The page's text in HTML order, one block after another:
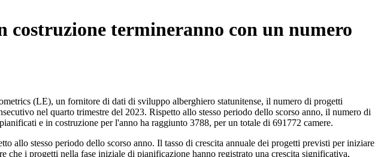
termineranno con un numero
(LE), un fornitore di dati di sviluppo alberghiero statunitense, il numero di progetti
nel quarto trimestre del 2023. Rispetto allo stesso periodo dello scorso anno, il numero di
e in costruzione per l'anno ha raggiunto 3788, per un totale di 691772 camere.
allo stesso periodo dello scorso anno. Il tasso di crescita annuale dei progetti previsti per iniziare
che i progetti nella fase iniziale di pianificazione hanno registrato una crescita significativa,